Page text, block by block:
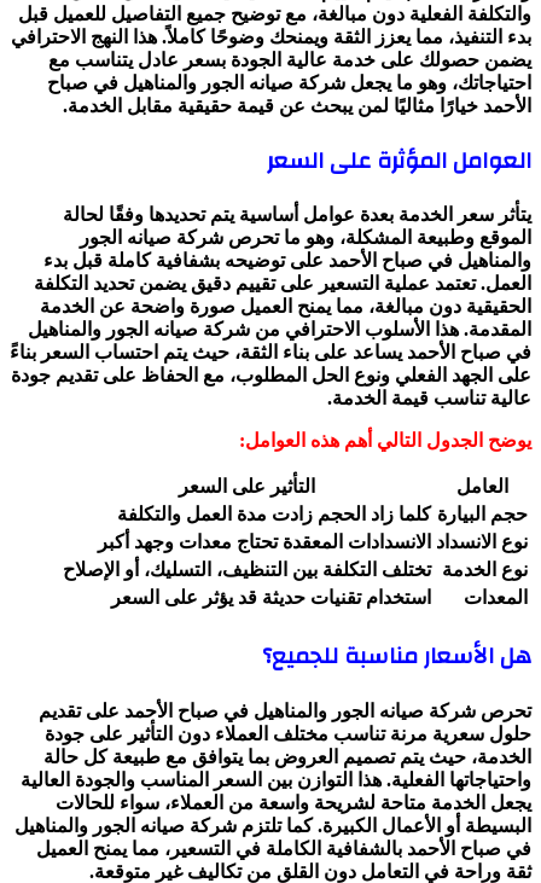
والتكلفة الفعلية دون مبالغة، مع توضيح جميع التفاصيل للعميل قبل
بدء التنفيذ، مما يعزز الثقة ويمنحك وضوحًا كاملاً. هذا النهج الاحترافي
يضمن حصولك على خدمة عالية الجودة بسعر عادل يتناسب مع
احتياجاتك، وهو ما يجعل شركة صيانه الجور والمناهيل في صباح
الأحمد خيارًا مثاليًا لمن يبحث عن قيمة حقيقية مقابل الخدمة.
العوامل المؤثرة على السعر
يتأثر سعر الخدمة بعدة عوامل أساسية يتم تحديدها وفقًا لحالة
الموقع وطبيعة المشكلة، وهو ما تحرص شركة صيانه الجور
والمناهيل في صباح الأحمد على توضيحه بشفافية كاملة قبل بدء
العمل. تعتمد عملية التسعير على تقييم دقيق يضمن تحديد التكلفة
الحقيقية دون مبالغة، مما يمنح العميل صورة واضحة عن الخدمة
المقدمة. هذا الأسلوب الاحترافي من شركة صيانه الجور والمناهيل
في صباح الأحمد يساعد على بناء الثقة، حيث يتم احتساب السعر بناءً
على الجهد الفعلي ونوع الحل المطلوب، مع الحفاظ على تقديم جودة
عالية تناسب قيمة الخدمة.
يوضح الجدول التالي أهم هذه العوامل:
العامل
التأثير على السعر
حجم البيارة كلما زاد الحجم زادت مدة العمل والتكلفة
نوع الانسداد الانسدادات المعقدة تحتاج معدات وجهد أكبر
نوع الخدمة تختلف التكلفة بين التنظيف، التسليك، أو الإصلاح
المعدات
استخدام تقنيات حديثة قد يؤثر على السعر
هل الأسعار مناسبة للجميع؟
تحرص شركة صيانه الجور والمناهيل في صباح الأحمد على تقديم
حلول سعرية مرنة تناسب مختلف العملاء دون التأثير على جودة
الخدمة، حيث يتم تصميم العروض بما يتوافق مع طبيعة كل حالة
واحتياجاتها الفعلية. هذا التوازن بين السعر المناسب والجودة العالية
يجعل الخدمة متاحة لشريحة واسعة من العملاء، سواء للحالات
البسيطة أو الأعمال الكبيرة. كما تلتزم شركة صيانه الجور والمناهيل
في صباح الأحمد بالشفافية الكاملة في التسعير، مما يمنح العميل
ثقة وراحة في التعامل دون القلق من تكاليف غير متوقعة.